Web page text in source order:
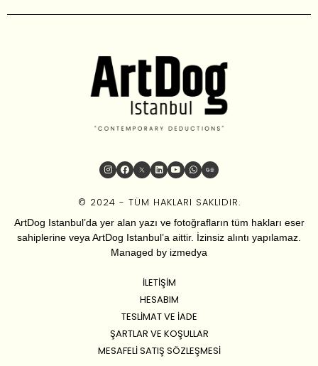
© 2024 - TÜM HAKLARI SAKLIDIR.
ArtDog Istanbul’da yer alan yazı ve fotoğrafların tüm hakları eser
sahiplerine veya ArtDog Istanbul’a aittir. İzinsiz alıntı yapılamaz.
Managed by izmedya
İLETIŞIM
HESABIM
TESLIMAT VE İADE
ŞARTLAR VE KOŞULLAR
MESAFELI SATIŞ SÖZLEŞMESI